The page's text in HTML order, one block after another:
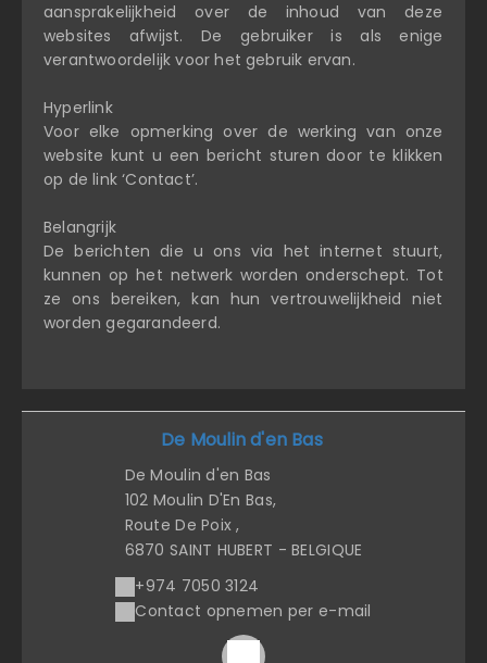
aansprakelijkheid over de inhoud van deze
websites afwijst. De gebruiker is als enige
verantwoordelijk voor het gebruik ervan.
Hyperlink
Voor elke opmerking over de werking van onze
website kunt u een bericht sturen door te klikken
op de link ‘Contact’.
Belangrijk
De berichten die u ons via het internet stuurt,
kunnen op het netwerk worden onderschept. Tot
ze ons bereiken, kan hun vertrouwelijkheid niet
worden gegarandeerd.
De Moulin d'en Bas
De Moulin d'en Bas
102 Moulin D'En Bas,
Route De Poix ,
6870 SAINT HUBERT - BELGIQUE
+974 7050 3124
Contact opnemen per e-mail